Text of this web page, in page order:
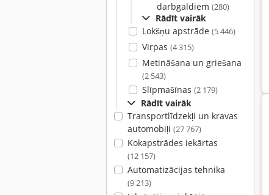
darbgaldiem (280)
Rādīt vairāk
Lokšņu apstrāde (5 446)
Virpas (4 315)
Metināšana un griešana
(2 543)
Slīpmašīnas (2 179)
Rādīt vairāk
Transportlīdzekļi un kravas
automobiļi (27 767)
Kokapstrādes iekārtas
(12 157)
Automatizācijas tehnika
(9 213)